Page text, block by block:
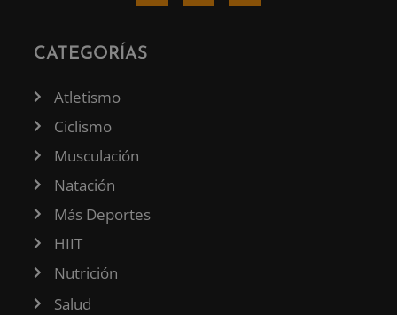
CATEGORÍAS
Atletismo
Ciclismo
Musculación
Natación
Más Deportes
HIIT
Nutrición
Salud